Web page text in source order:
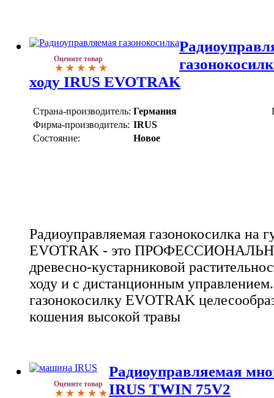
Оцените товар
ходу IRUS EVOTRAK
Страна-производитель: Германия
Фирма-производитель: IRUS
Состояние:
Новое
Радиоуправляемая газонокосилка на
EVOTRAK - это
древесно-кустарниковой
ходу и с дистанционным
газонокосилку EVOTRAK
кошения высокой травы
Оцените товар
Радиоуправляемая
IRUS TWIN 75V2